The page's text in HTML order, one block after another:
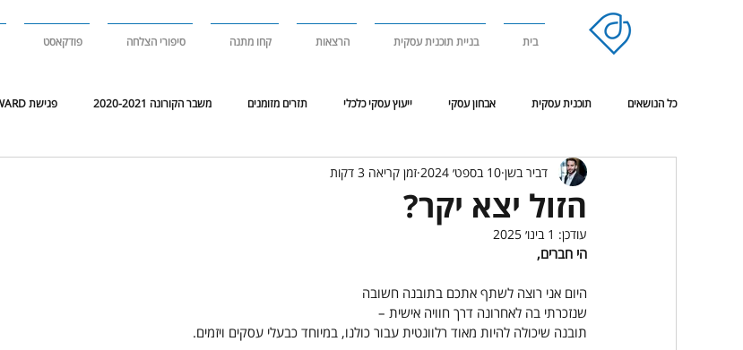
בית בניית תוכנית עסקית הרצאות קחו מתנה סיפורי הצלחה פודקאסט
כל הנושאים תוכנית עסקית אבחון עסקי ייעוץ עסקי כלכלי תזרים מזומנים משבר הקורונה 2020-2021 פגישת FAST FORWARD
אימון מנטאלי ניהול עסק בסביבת משבר או מלחמה פגישת דריקטוריון
הזול יצא יקר?
דביר בשן 10 בספט׳ 2024 זמן קריאה 3 דקות
עודכן: 1 בינו׳ 2025
הי חברים,
היום אני רוצה לשתף אתכם בתובנה חשובה
שנזכרתי בה לאחרונה דרך חוויה אישית –
תובנה שיכולה להיות מאוד רלוונטית עבור כולנו, במיוחד כבעלי עסקים ויזמים.